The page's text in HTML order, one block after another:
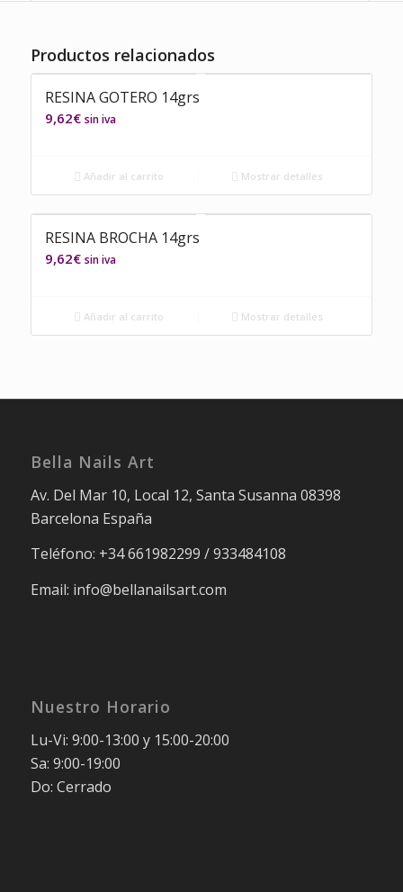
Productos relacionados
RESINA GOTERO 14grs
9,62€ sin iva
Añadir al carrito Mostrar detalles
RESINA BROCHA 14grs
9,62€ sin iva
Añadir al carrito Mostrar detalles
Bella Nails Art
Av. Del Mar 10, Local 12, Santa Susanna 08398
Barcelona España
Teléfono: +34 661982299 / 933484108
Email: info@bellanailsart.com
Nuestro Horario
Lu-Vi: 9:00-13:00 y 15:00-20:00
Sa: 9:00-19:00
Do: Cerrado